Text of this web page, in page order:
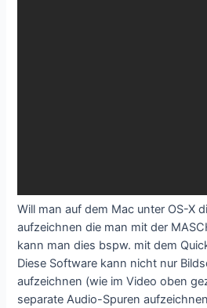
Will man auf dem Mac unter OS-X
aufzeichnen die man mit der
kann man dies bspw. mit dem
Diese Software kann nicht nur
aufzeichnen (wie im Video oben
separate Audio-Spuren